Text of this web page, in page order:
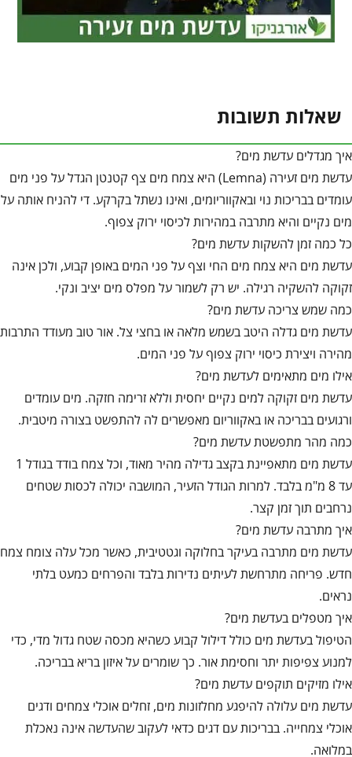
שאלות תשובות
איך מגדלים עדשת מים?
עדשת מים זעירה (Lemna) היא צמח מים צף קטנטן הגדל על פני מים
עומדים בבריכות נוי ובאקווריומים, ואינו נשתל בקרקע. די להניח אותה על
מים נקיים והיא מתרבה במהירות לכיסוי ירוק צפוף.
כל כמה זמן להשקות עדשת מים?
עדשת מים היא צמח מים החי וצף על פני המים באופן קבוע, ולכן אינה
זקוקה להשקיה רגילה. יש רק לשמור על מפלס מים יציב ונקי.
כמה שמש צריכה עדשת מים?
עדשת מים גדלה היטב בשמש מלאה או בחצי צל. אור טוב מעודד התרבות
מהירה ויצירת כיסוי ירוק צפוף על פני המים.
אילו מים מתאימים לעדשת מים?
עדשת מים זקוקה למים נקיים יחסית וללא זרימה חזקה. מים עומדים
ורגועים בבריכה או באקווריום מאפשרים לה להתפשט בצורה מיטבית.
כמה מהר מתפשטת עדשת מים?
עדשת מים מתאפיינת בקצב גדילה מהיר מאוד, וכל צמח בודד בגודל 1
עד 8 מ"מ בלבד. למרות הגודל הזעיר, המושבה יכולה לכסות שטחים
נרחבים תוך זמן קצר.
איך מתרבה עדשת מים?
עדשת מים מתרבה בעיקר בחלוקה וגטטיבית, כאשר מכל עלה צומח צמח
חדש. פריחה מתרחשת לעיתים נדירות בלבד והפרחים כמעט בלתי
נראים.
איך מטפלים בעדשת מים?
הטיפול בעדשת מים כולל דילול קבוע כשהיא מכסה שטח גדול מדי, כדי
למנוע צפיפות יתר וחסימת אור. כך שומרים על איזון בריא בבריכה.
אילו מזיקים תוקפים עדשת מים?
עדשת מים עלולה להיפגע מחלזונות מים, זחלים אוכלי צמחים ודגים
אוכלי צמחייה. בבריכות עם דגים כדאי לעקוב שהעדשה אינה נאכלת
במלואה.